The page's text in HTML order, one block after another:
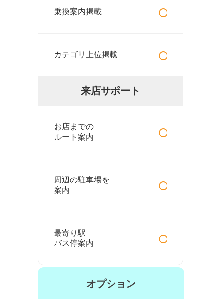
乗換案内掲載 ○
カテゴリ上位掲載 ○
来店サポート
お店までの
ルート案内
○
周辺の駐車場を
案内
○
最寄り駅
バス停案内
○
オプション